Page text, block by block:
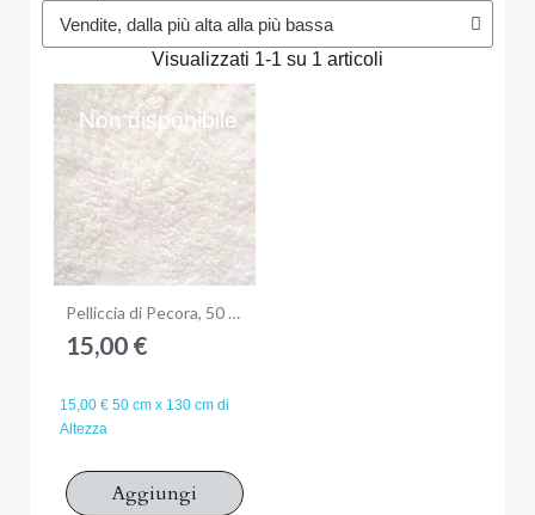
Visualizzati 1-1 su 1 articoli
Anteprima
Non disponibile
Pelliccia di Pecora, 50 x 130 cm
15,00 €
15,00 € 50 cm x 130 cm di
Altezza
Aggiungi